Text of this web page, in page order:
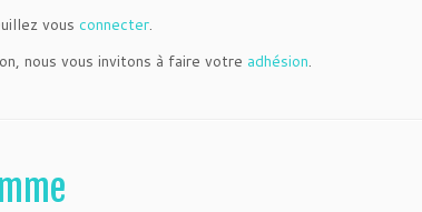
vous connecter.
nous vous invitons à faire votre adhésion.